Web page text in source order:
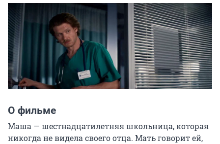
О фильме
Маша — шестнадцатилетняя школьница, которая
никогда не видела своего отца. Мать говорит ей,